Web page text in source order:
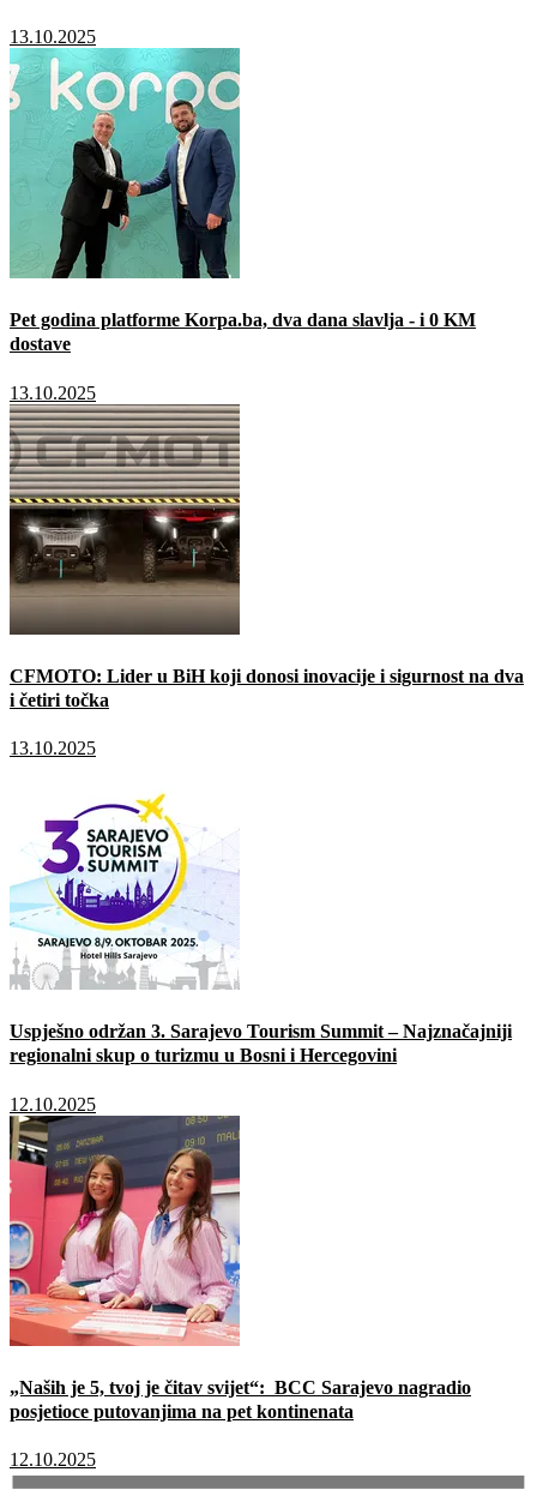
13.10.2025
Pet godina platforme Korpa.ba, dva dana slavlja - i 0 KM
dostave
13.10.2025
CFMOTO: Lider u BiH koji donosi inovacije i sigurnost na dva
i četiri točka
13.10.2025
Uspješno održan 3. Sarajevo Tourism Summit – Najznačajniji
regionalni skup o turizmu u Bosni i Hercegovini
12.10.2025
„Naših je 5, tvoj je čitav svijet“: BCC Sarajevo nagradio
posjetioce putovanjima na pet kontinenata
12.10.2025